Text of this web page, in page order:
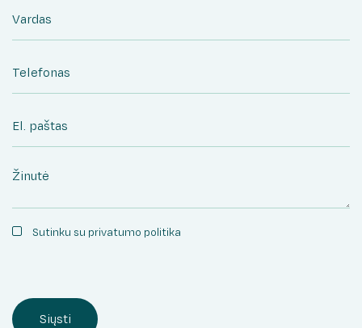
Sutinku su privatumo politika
Siųsti